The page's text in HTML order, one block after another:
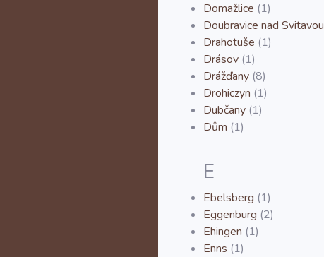
Domažlice (1)
Doubravice nad Svitavou
Drahotuše (1)
Drásov (1)
Drážďany (8)
Drohiczyn (1)
Dubčany (1)
Dům (1)
E
Ebelsberg (1)
Eggenburg (2)
Ehingen (1)
Enns (1)